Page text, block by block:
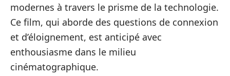
modernes à travers le prisme de la technologie.
Ce film, qui aborde des questions de connexion
et d’éloignement, est anticipé avec
enthousiasme dans le milieu
cinématographique.